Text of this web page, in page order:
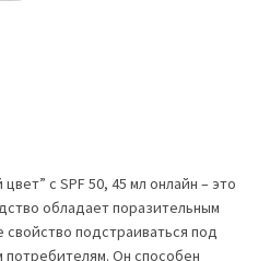
с SPF 50, 45 мл онлайн – это
обладает поразительным
подстраиваться под
Он способен